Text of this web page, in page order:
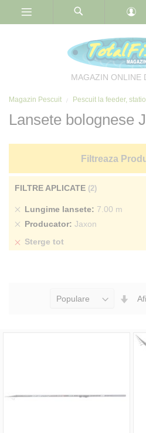
MAGAZIN ONLINE
Magazin Pescuit Pescuit la feeder,
Lansete bolognese
Filtreaza
FILTRE APLICATE
Lungime lansete 7.00 m
Sterge
produs
Producator Jaxon
Sterge
Sterge tot